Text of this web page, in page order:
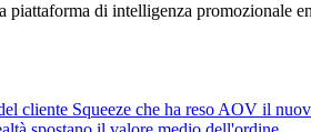
di intelligenza promozionale
cliente Squeeze che ha reso AOV il